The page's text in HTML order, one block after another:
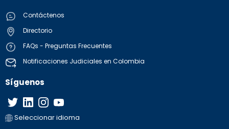
Contáctenos
Directorio
FAQs - Preguntas Frecuentes
Notificaciones Judiciales en Colombia
Síguenos
Seleccionar idioma